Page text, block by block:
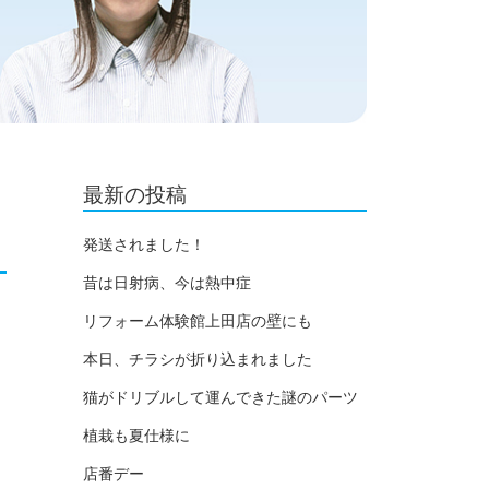
最新の投稿
発送されました！
昔は日射病、今は熱中症
リフォーム体験館上田店の壁にも
本日、チラシが折り込まれました
猫がドリブルして運んできた謎のパーツ
植栽も夏仕様に
店番デー